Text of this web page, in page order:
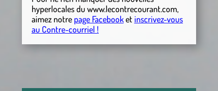
hyperlocalesdu www.lecontrecourant.com,
aimez notre page Facebooket inscrivez-vous
au Contre-courriel !